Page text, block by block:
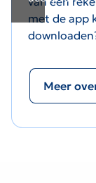
met de app
Meer